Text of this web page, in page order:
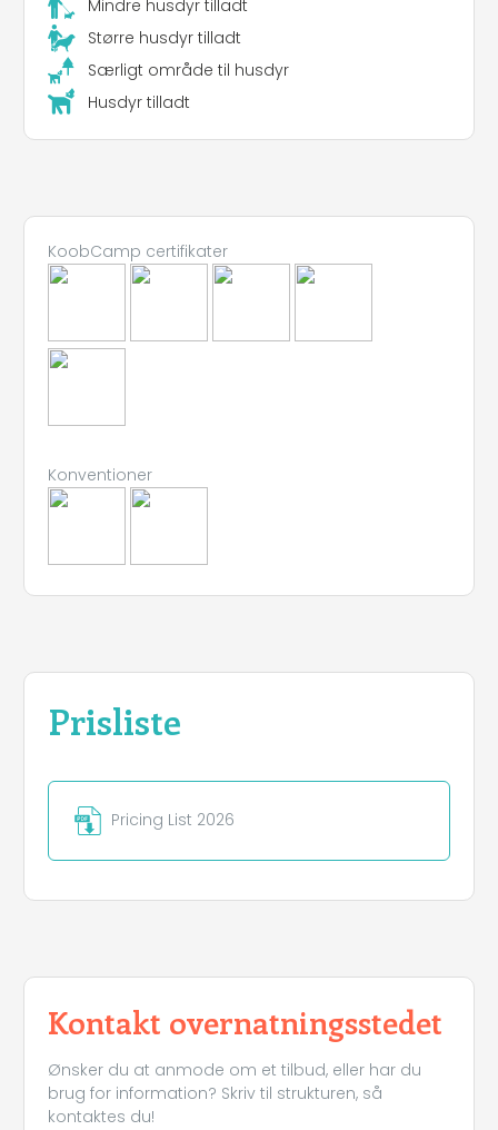
Mindre husdyr tilladt
Større husdyr tilladt
Særligt område til husdyr
Husdyr tilladt
KoobCamp certifikater
Konventioner
Prisliste
Pricing List 2026
Kontakt overnatningsstedet
Ønsker du at anmode om et tilbud, eller har du
brug for information? Skriv til strukturen, så
kontaktes du!